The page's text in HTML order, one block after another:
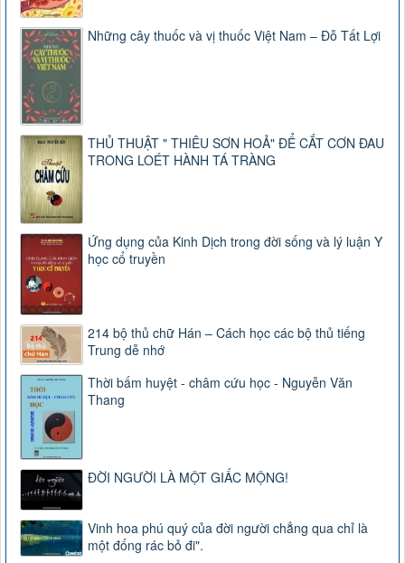
Những cây thuốc và vị thuốc Việt Nam – Đỗ Tất Lợi
THỦ THUẬT " THIÊU SƠN HOẢ" ĐỂ CẮT CƠN ĐAU
TRONG LOÉT HÀNH TÁ TRÀNG
Ứng dụng của Kinh Dịch trong đời sống và lý luận Y
học cổ truyền
214 bộ thủ chữ Hán – Cách học các bộ thủ tiếng
Trung dễ nhớ
Thời bấm huyệt - châm cứu học - Nguyễn Văn
Thang
ĐỜI NGƯỜI LÀ MỘT GIẤC MỘNG!
Vinh hoa phú quý của đời người chẳng qua chỉ là
một đống rác bỏ đi".